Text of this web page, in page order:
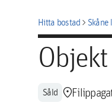
Hitta bostadchevron_rightSkåne
Såld location_pin